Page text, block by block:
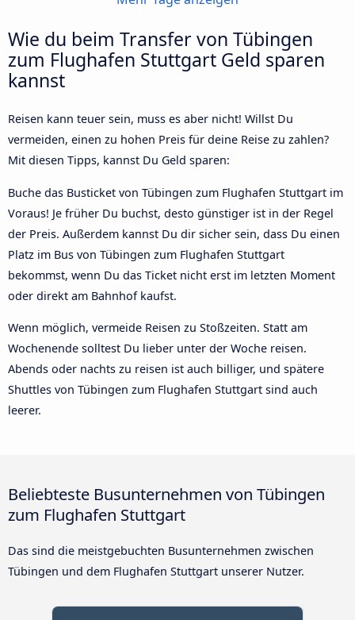
Wie du beim Transfer von Tübingen
zum Flughafen Stuttgart Geld sparen
kannst
Reisen kann teuer sein, muss es aber nicht! Willst Du
vermeiden, einen zu hohen Preis für deine Reise zu zahlen?
Mit diesen Tipps, kannst Du Geld sparen:
Buche das Busticket von Tübingen zum Flughafen Stuttgart im
Voraus! Je früher Du buchst, desto günstiger ist in der Regel
der Preis. Außerdem kannst Du dir sicher sein, dass Du einen
Platz im Bus von Tübingen zum Flughafen Stuttgart
bekommst, wenn Du das Ticket nicht erst im letzten Moment
oder direkt am Bahnhof kaufst.
Wenn möglich, vermeide Reisen zu Stoßzeiten. Statt am
Wochenende solltest Du lieber unter der Woche reisen.
Abends oder nachts zu reisen ist auch billiger, und spätere
Shuttles von Tübingen zum Flughafen Stuttgart sind auch
leerer.
Beliebteste Busunternehmen von Tübingen
zum Flughafen Stuttgart
Das sind die meistgebuchten Busunternehmen zwischen
Tübingen und dem Flughafen Stuttgart unserer Nutzer.